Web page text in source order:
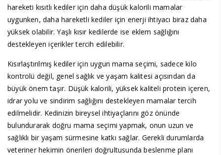
hareketi kısıtlı kediler için daha düşük kalorili mamalar
uygunken, daha hareketli kediler için enerji ihtiyacı biraz daha
yüksek olabilir. Yaşlı kısır kedilerde ise eklem sağlığını
destekleyen içerikler tercih edilebilir.
Kısırlaştırılmış kediler için uygun mama seçimi, sadece kilo
kontrolü değil, genel sağlık ve yaşam kalitesi açısından da
büyük önem taşır. Düşük kalorili, yüksek kaliteli protein içeren,
idrar yolu ve sindirim sağlığını destekleyen mamalar tercih
edilmelidir. Kedinizin bireysel ihtiyaçlarını göz önünde
bulundurarak doğru mama seçimi yapmak, onun uzun ve
sağlıklı bir yaşam sürmesine katkı sağlar. Gerekli durumlarda
veteriner hekimin önerileri doğrultusunda beslenme planı